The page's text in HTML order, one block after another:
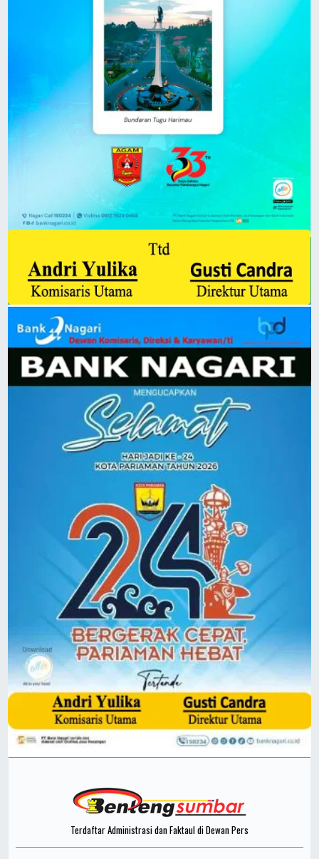
Terdaftar Administrasi dan Faktaul di Dewan Pers